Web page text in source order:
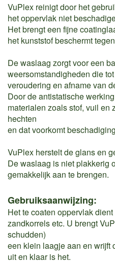
VuPlex reinigt door het
het oppervlak niet
Het brengt een fijne
het kunststof beschermt
De waslaag zorgt voor een
weersomstandigheden die
veroudering en afname van
Door de antistatische
materialen zoals stof, vuil en
hechten
en dat voorkomt
VuPlex herstelt de glans en
De waslaag is niet plakkerig
gemakkelijk aan te brengen.
Gebruiksaanwijzing:
Het te coaten oppervlak
zandkorrels etc. U brengt
schudden)
een klein laagje aan en wrijft
uit en klaar is het.